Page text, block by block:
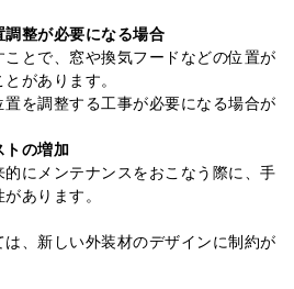
整が必要になる場合
とで、窓や換気フードなどの位置が
があります。
を調整する工事が必要になる場合が
トの増加
にメンテナンスをおこなう際に、手
あります。
、新しい外装材のデザインに制約が